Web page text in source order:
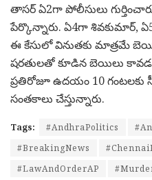
తాసర్ ఏ2గా పోలీసులు
పేర్కొన్నారు. ఏ4గా శివకుమార్,
ఈ కేసులో వినుతకు మాత్రమే
షరతులతో కూడిన బెయిలు
ప్రతిరోజూ ఉదయం 10 గంటలకు
సంతకాలు చేస్తున్నారు.
Tags: #AndhraPolitics
#BreakingNews
#LawAndOrderAP